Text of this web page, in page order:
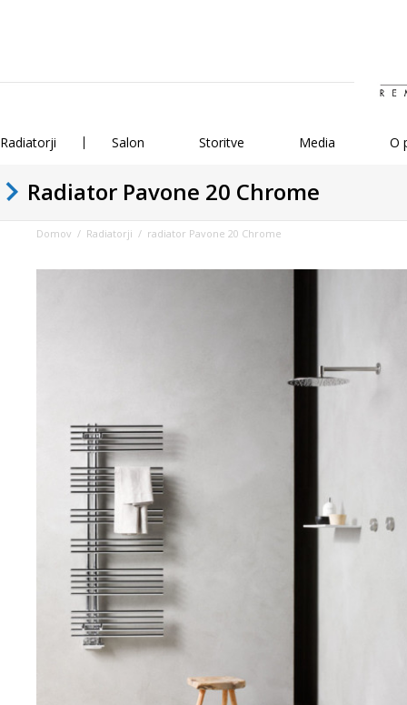
Radiatorji Salon Storitve Media O
Radiator Pavone 20 Chrome
Domov / Radiatorji / radiator Pavone 20 Chrome